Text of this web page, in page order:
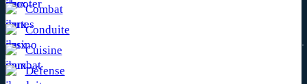
Combat
Conduite
Cuisine
Défense